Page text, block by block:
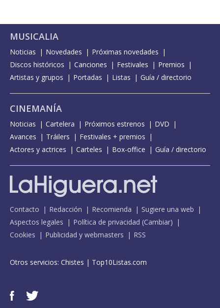
MUSICALIA
Noticias Novedades
Próximas novedades
Discos históricos
Canciones Festivales
Premios
Artistas y grupos
Portadas Listas Guía / directorio
CINEMANÍA
Noticias Cartelera Próximos estrenos
DVD
Avances
Tráilers
Festivales + premios
Actores y actrices
Carteles Box-office Guía / directorio
Contacto Redacción Recomienda
Sugiere una web
Aspectos legales
Política de privacidad (Cambiar)
Cookies
Publicidad y webmasters RSS
Otros servicios: Chistes | Top10Listas.com